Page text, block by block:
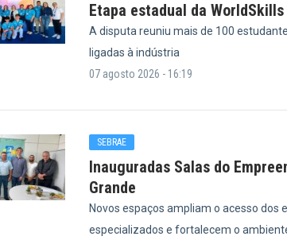
Etapa estadual da
A disputa reuniu mais de 100
ligadas à indústria
07 agosto 2026 - 16:19
SEBRAE
Inauguradas Salas do
Grande
Novos espaços ampliam o acesso dos
especializados e fortalecem o